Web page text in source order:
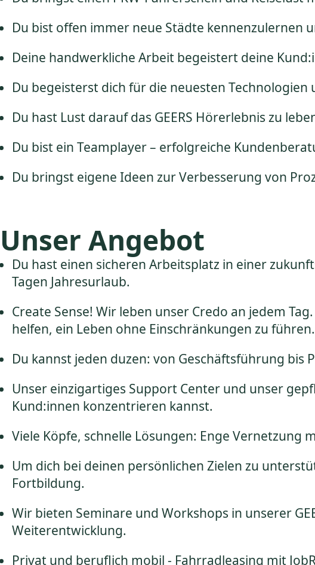
Du bist offen immer neue Städte kennenzulernen
Deine handwerkliche Arbeit begeistert deine
Du begeisterst dich für die neuesten
Du hast Lust darauf das GEERS Hörerlebnis zu
Du bist ein Teamplayer – erfolgreiche
Du bringst eigene Ideen zur Verbesserung von
Unser Angebot
Du hast einen sicheren Arbeitsplatz in einer
Tagen Jahresurlaub.
Create Sense! Wir leben unser Credo an jedem
helfen, ein Leben ohne Einschränkungen zu führen.
Du kannst jeden duzen: von Geschäftsführung
Unser einzigartiges Support Center und unser
Kund:innen konzentrieren kannst.
Viele Köpfe, schnelle Lösungen: Enge
Um dich bei deinen persönlichen Zielen zu
Fortbildung.
Wir bieten Seminare und Workshops in unserer
Weiterentwicklung.
Privat und beruflich mobil - Fahrradleasing mit